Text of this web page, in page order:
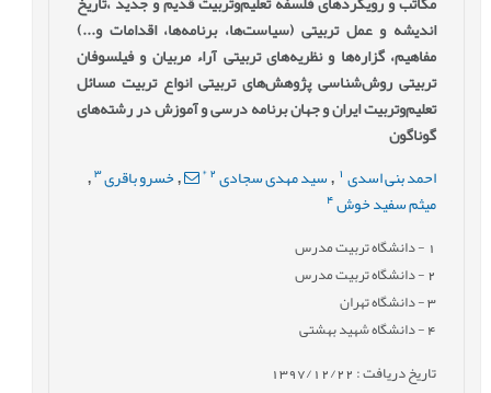
اندیشه و عمل تربیتی (سیاست‌ها، برنامه‌ها، اقدامات و...)
مفاهیم، گزاره‌ها و نظریه‌های تربیتی آراء مربیان و فیلسوفان
تربیتی روش‌شناسی پژوهش‌های تربیتی انواع تربیت مسائل
تعلیم‌وتربیت ایران و جهان برنامه درسی و آموزش در رشته‌های
گوناگون
احمد بنی اسدی , سید مهدی سجادی 2
*
,خسرو باقری 3
,
میثم سفید خوش 4
- دانشگاه تربیت مدرس
2- دانشگاه تربیت مدرس
3- دانشگاه تهران
4- دانشگاه شهید بهشتی
تاریخ دریافت : 1397/12/22